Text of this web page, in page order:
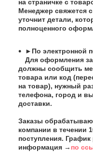
на страничке с
Менеджер свяжется
уточнит детали,
полноценного
►По электронной
Для оформления
должны сообщить
товара или код
на товар), нужный
телефона, город и
доставки.
Заказы
компании в течении
поступления. График
информация → по